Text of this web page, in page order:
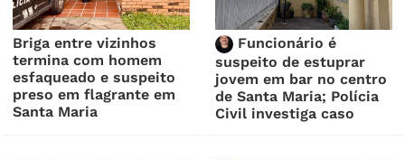
Briga entre vizinhos
termina com homem
esfaqueado e suspeito
preso em flagrante em
Santa Maria
Funcionário é
suspeito de estuprar
jovem em bar no centro
de Santa Maria; Polícia
Civil investiga caso